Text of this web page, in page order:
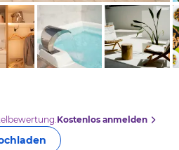
Kostenlos anmelden